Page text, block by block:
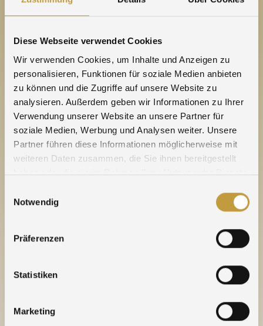
Diese Webseite verwendet Cookies
Wir verwenden Cookies, um Inhalte und Anzeigen zu
personalisieren, Funktionen für soziale Medien anbieten
zu können und die Zugriffe auf unsere Website zu
analysieren. Außerdem geben wir Informationen zu Ihrer
Verwendung unserer Website an unsere Partner für
soziale Medien, Werbung und Analysen weiter. Unsere
Partner führen diese Informationen möglicherweise mit
weiteren Daten zusammen, die Sie ihnen bereitgestellt
Notwendig
Präferenzen
Statistiken
Marketing
Agosi et Umicore
vue globale